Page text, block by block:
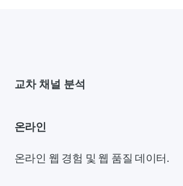
교차 채널 분석
온라인
온라인 웹 경험 및 웹 품질 데이터.